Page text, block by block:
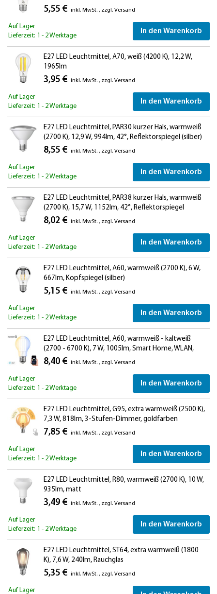
5,55 € inkl. MwSt. , zzgl. Versand
Auf Lager
Lieferzeit: 1 - 2 Werktage
In den Warenkorb
E27 LED Leuchtmittel, A70, weiß (4200 K), 12,2 W,
1965lm
3,95 € inkl. MwSt. , zzgl. Versand
Auf Lager
Lieferzeit: 1 - 2 Werktage
In den Warenkorb
E27 LED Leuchtmittel, PAR30 kurzer Hals, warmweiß
(2700 K), 12,9 W, 994lm, 42°, Reflektorspiegel (silber)
8,55 € inkl. MwSt. , zzgl. Versand
Auf Lager
Lieferzeit: 1 - 2 Werktage
In den Warenkorb
E27 LED Leuchtmittel, PAR38 kurzer Hals, warmweiß
(2700 K), 15,7 W, 1152lm, 42°, Reflektorspiegel
(silber)
8,02 € inkl. MwSt. , zzgl. Versand
Auf Lager
Lieferzeit: 1 - 2 Werktage
In den Warenkorb
E27 LED Leuchtmittel, A60, warmweiß (2700 K), 6 W,
667lm, Kopfspiegel (silber)
5,15 € inkl. MwSt. , zzgl. Versand
Auf Lager
Lieferzeit: 1 - 2 Werktage
In den Warenkorb
E27 LED Leuchtmittel, A60, warmweiß - kaltweiß
(2700 - 6700 K), 7 W, 1005lm, Smart Home, WLAN,
Alexa
8,40 € inkl. MwSt. , zzgl. Versand
Auf Lager
Lieferzeit: 1 - 2 Werktage
In den Warenkorb
E27 LED Leuchtmittel, G95, extra warmweiß (2500 K),
7,3 W, 818lm, 3-Stufen-Dimmer, goldfarben
7,85 € inkl. MwSt. , zzgl. Versand
Auf Lager
Lieferzeit: 1 - 2 Werktage
In den Warenkorb
E27 LED Leuchtmittel, R80, warmweiß (2700 K), 10 W,
935lm, matt
3,49 € inkl. MwSt. , zzgl. Versand
Auf Lager
Lieferzeit: 1 - 2 Werktage
In den Warenkorb
E27 LED Leuchtmittel, ST64, extra warmweiß (1800
K), 7,6 W, 240lm, Rauchglas
5,35 € inkl. MwSt. , zzgl. Versand
Auf Lager